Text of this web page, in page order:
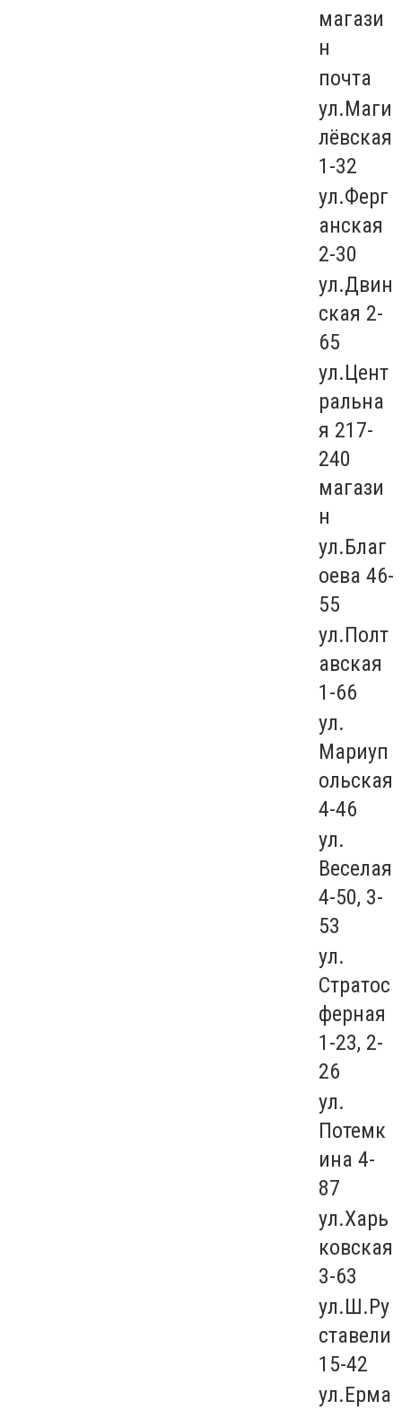
магази
н
почта
ул.Маги
лёвская
1-32
ул.Ферг
анская
2-30
ул.Двин
ская 2-
65
ул.Цент
ральна
я 217-
240
магази
н
ул.Благ
оева 46-
55
ул.Полт
авская
1-66
ул.
Мариуп
ольская
4-46
ул.
Веселая
4-50, 3-
53
ул.
Стратос
ферная
1-23, 2-
26
ул.
Потемк
ина 4-
87
ул.Харь
ковская
3-63
ул.Ш.Ру
ставели
15-42
ул.Ерма